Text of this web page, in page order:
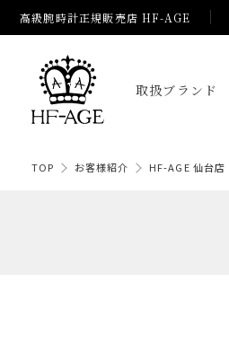
高級腕時計正規販売店 HF-AGE
取扱ブランド
TOP お客様紹介 HF-AGE 仙台店